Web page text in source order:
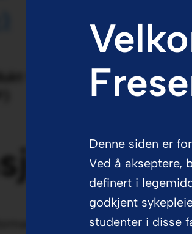
for mer informasjon,
som PDF,
Denne siden er
Ved å akseptere,
definert i
godkjent
studenter i disse